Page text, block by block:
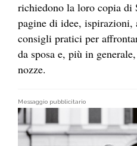
richiedono la loro copia di
pagine di idee,
consigli pratici per
da sposa e, più in
nozze.
Messaggio pubblicitario